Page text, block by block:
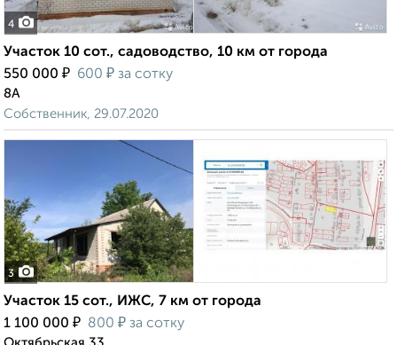
4
Участок 10 сот., садоводство, 10 км от города
550 000 ₽ 600 ₽ за сотку
8А
Собственник, 29.07.2020
3
Участок 15 сот., ИЖС, 7 км от города
1 100 000 ₽ 800 ₽ за сотку